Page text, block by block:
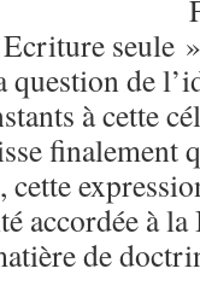
seule
de
à cette
finalement
accordée à
de